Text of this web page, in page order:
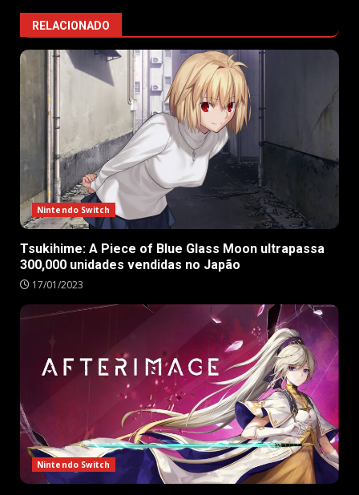
RELACIONADO
Nintendo Switch
Tsukihime: A Piece of Blue Glass Moon ultrapassa
300,000 unidades vendidas no Japão
17/01/2023
Nintendo Switch